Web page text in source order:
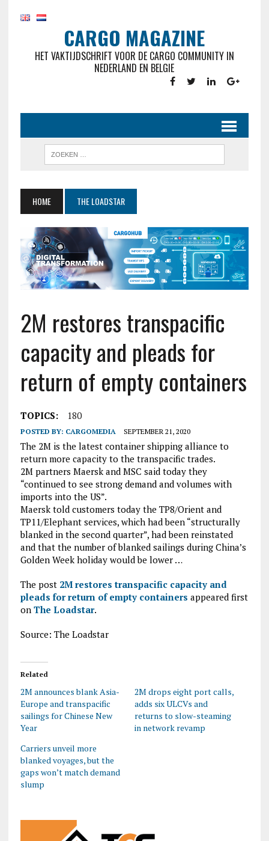
CARGO MAGAZINE
HET VAKTIJDSCHRIFT VOOR DE CARGO COMMUNITY IN
NEDERLAND EN BELGIE
HOME THE LOADSTAR
2M restores transpacific
capacity and pleads for
return of empty containers
TOPICS: 180
POSTED BY: CARGOMEDIA SEPTEMBER 21, 2020
The 2M is the latest container shipping alliance to
return more capacity to the transpacific trades.
2M partners Maersk and MSC said today they
“continued to see strong demand and volumes with
imports into the US”.
Maersk told customers today the TP8/Orient and
TP11/Elephant services, which had been “structurally
blanked in the second quarter”, had been reinstated
and that the number of blanked sailings during China’s
Golden Week holiday would be lower …
The post 2M restores transpacific capacity and
pleads for return of empty containers appeared first
on The Loadstar.
Source: The Loadstar
Related
2M announces blank Asia-
Europe and transpacific
sailings for Chinese New
Year
2M drops eight port calls,
adds six ULCVs and
returns to slow-steaming
in network revamp
Carriers unveil more
blanked voyages, but the
gaps won’t match demand
slump